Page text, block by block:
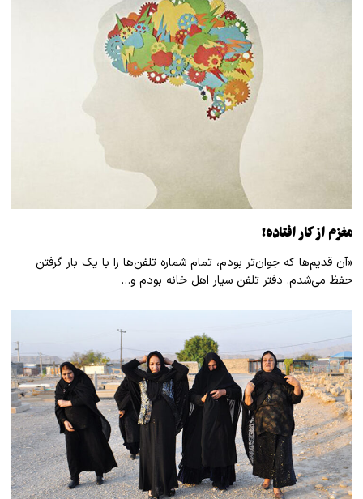
مغزم از کار افتاده!
«آن قدیم‌ها که جوان‌تر بودم، تمام شماره تلفن‌ها را با یک بار گرفتن
حفظ می‌شدم. دفتر تلفن سیار اهل خانه بودم و…